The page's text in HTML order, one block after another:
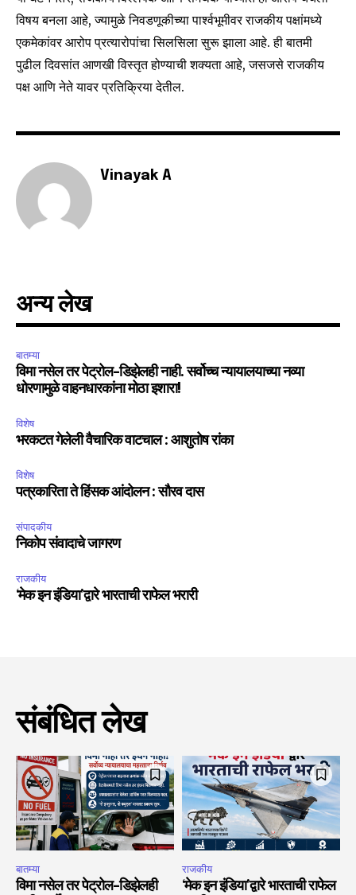
6,300
Fans
32,111
Followers
75
विषय बनला आहे, ज्यामुळे निवडणूकीच्या पार्श्वभूमीवर राजकीय पक्षांमध्ये
एकमेकांवर आरोप प्रत्यारोपांचा सिलसिला सुरू झाला आहे. ही बातमी
पुढील दिवसांत आणखी विस्तृत होण्याची शक्यता आहे, जसजसे राजकीय
पक्ष आणि नेते यावर प्रतिक्रिया देतील.
Vinayak A
अन्य लेख
बातम्या
विमा नसेल तर पेट्रोल-डिझेलही नाही. सर्वोच्च न्यायालयाच्या नव्या
धोरणामुळे वाहनधारकांना मोठा इशारा!
विशेष
भरकटत गेलेली वैचारिक वाटचाल : आशुतोष रांका
विशेष
पत्रकारिता ते हिंसक आंदोलन : सौरव दास
संपादकीय
निकोप संवादाचे जागरण
राजकीय
‘मेक इन इंडिया’द्वारे भारताची राफेल भरारी
संबंधित लेख
बातम्या
विमा नसेल तर पेट्रोल-डिझेलही
राजकीय
‘मेक इन इंडिया’द्वारे भारताची राफेल